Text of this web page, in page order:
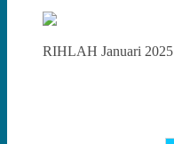
RIHLAH Januari 2025